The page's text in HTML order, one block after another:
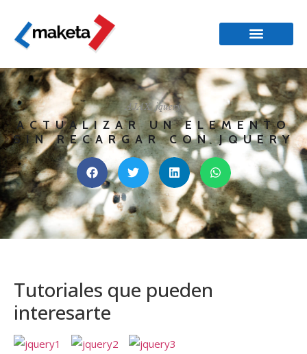
AJAX,jquery
ACTUALIZAR UN ELEMENTO
SIN RECARGAR CON JQUERY
Tutoriales que pueden
interesarte